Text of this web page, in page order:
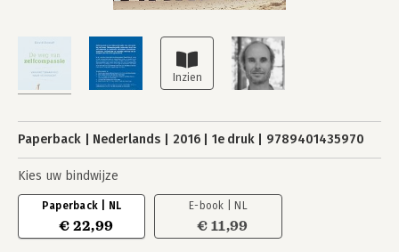
Paperback Nederlands 2016 1e druk 9789401435970
Kies uw bindwijze
Paperback | NL
€ 22,99
E-book | NL
€ 11,99